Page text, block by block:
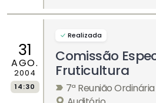
31
AGO.
2004
14:30
Realizada
Comissão
Fruticultura
7ª Reunião Ordinária